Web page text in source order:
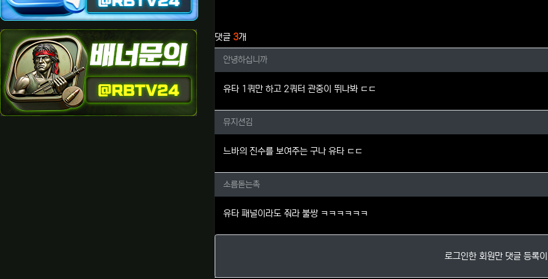
댓글 3개
안녕하십니까님의 댓글
안녕하십니까
유타 1쿼만 하고 2쿼터 관중이 뛰나봐 ㄷㄷ
뮤지션김님의 댓글
뮤지션김
느바의 진수를 보여주는 구나 유타 ㄷㄷ
소름돋는촉님의 댓글
소름돋는촉
유타 패널이라도 줘라 불쌍 ㅋㅋㅋㅋㅋㅋ
로그인한 회원만 댓글 등록